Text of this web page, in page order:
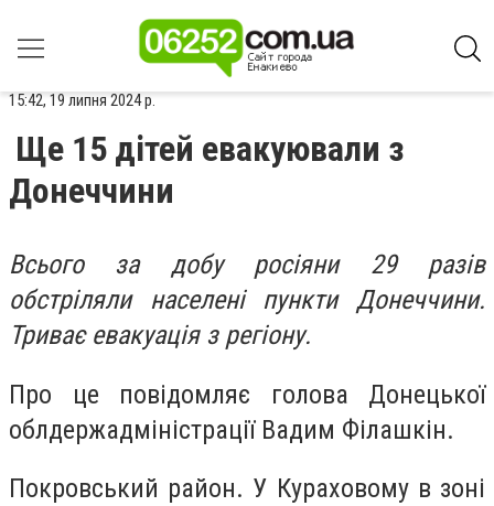
15:42, 19 липня 2024 р.
Ще 15 дітей евакуювали з
Донеччини
Всього за добу росіяни 29 разів
обстріляли населені пункти Донеччини.
Триває евакуація з регіону.
Про це повідомляє голова Донецької
облдержадміністрації Вадим Філашкін.
Покровський район. У Кураховому в зоні